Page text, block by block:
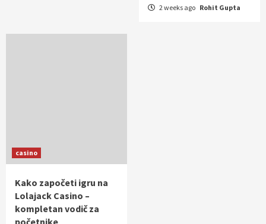
2 weeks ago Rohit Gupta
casino
Kako započeti igru na
Lolajack Casino –
kompletan vodič za